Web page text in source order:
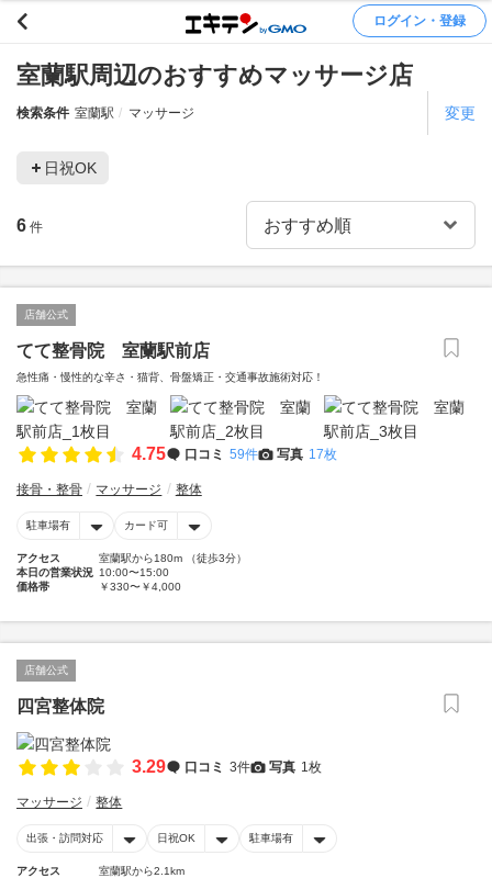
ログイン・登録
室蘭駅周辺のおすすめマッサージ店
検索条件 室蘭駅 マッサージ 変更
日祝OK
6 件
店舗公式
てて整骨院 室蘭駅前店
急性痛・慢性的な辛さ・猫背、骨盤矯正・交通事故施術対応！
4.75 口コミ 59件 写真 17枚
接骨・整骨 マッサージ 整体
駐車場有 カード可
アクセス
室蘭駅から180m （徒歩3分）
本日の営業状況 10:00〜15:00
価格帯
￥330〜￥4,000
店舗公式
四宮整体院
3.29 口コミ 3件 写真 1枚
マッサージ 整体
出張・訪問対応 日祝OK 駐車場有
アクセス
室蘭駅から2.1km